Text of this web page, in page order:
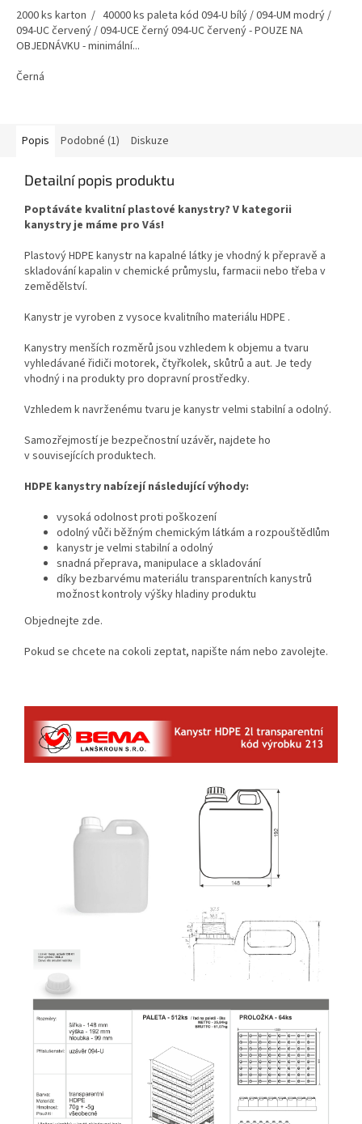
2000 ks karton / 40000 ks paleta kód 094-U bílý / 094-UM modrý /
094-UC červený / 094-UCE černý 094-UC červený - POUZE NA
OBJEDNÁVKU - minimální...
Černá
Popis Podobné (1) Diskuze
Detailní popis produktu
Poptáváte kvalitní plastové kanystry? V kategorii
kanystry je máme pro Vás!
Plastový HDPE kanystr na kapalné látky je vhodný k přepravě a
skladování kapalin v chemické průmyslu, farmacii nebo třeba v
zemědělství.
Kanystr je vyroben z vysoce kvalitního materiálu HDPE .
Kanystry menších rozměrů jsou vzhledem k objemu a tvaru
vyhledávané řidiči motorek, čtyřkolek, skůtrů a aut. Je tedy
vhodný i na produkty pro dopravní prostředky.
Vzhledem k navrženému tvaru je kanystr velmi stabilní a odolný.
Samozřejmostí je bezpečnostní uzávěr, najdete ho
v souvisejících produktech.
HDPE kanystry nabízejí následující výhody:
vysoká odolnost proti poškození
odolný vůči běžným chemickým látkám a rozpouštědlům
kanystr je velmi stabilní a odolný
snadná přeprava, manipulace a skladování
díky bezbarvému materiálu transparentních kanystrů
možnost kontroly výšky hladiny produktu
Objednejte zde.
Pokud se chcete na cokoli zeptat, napište nám nebo zavolejte.